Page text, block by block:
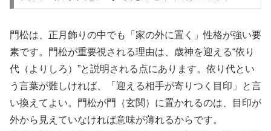
門松は、正月飾りの中でも「家の外に置く」性格が強い要
素です。門松が重要視される理由は、歳神を迎える“依り
代（よりしろ）”と説明される点にあります。依り代とい
う言葉が難しければ、「迎える相手が寄りつく目印」と言
い換えてよい。門松が門（玄関）に置かれるのは、目印が
外から見えていなければ意味が薄れるからです。